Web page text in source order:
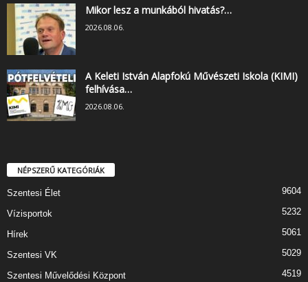
Mikor lesz a munkából hivatás?…
2026.08.06.
A Keleti István Alapfokú Művészeti Iskola (KIMI)
felhívása…
2026.08.06.
NÉPSZERŰ KATEGÓRIÁK
Szentesi Élet 9604
Vízisportok 5232
Hírek 5061
Szentesi VK 5029
Szentesi Művelődési Központ 4519